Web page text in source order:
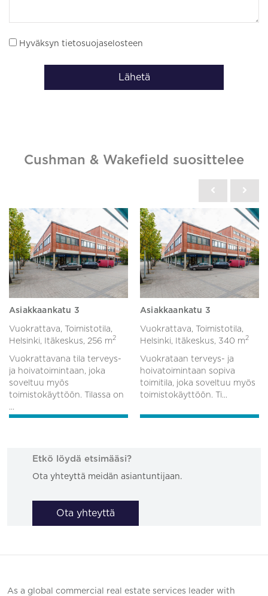
Hyväksyn tietosuojaselosteen
Lähetä
Cushman & Wakefield suosittelee
Asiakkaankatu 3
Vuokrattava, Toimistotila,
Helsinki, Itäkeskus, 256 m2
Vuokrattavana tila terveys-
ja hoivatoimintaan, joka
soveltuu myös
toimistokäyttöön. Tilassa on
...
Asiakkaankatu 3
Vuokrattava, Toimistotila,
Helsinki, Itäkeskus, 340 m2
Vuokrataan terveys- ja
hoivatoimintaan sopiva
toimitila, joka soveltuu myös
toimistokäyttöön. Ti...
Etkö löydä etsimääsi?
Ota yhteyttä meidän asiantuntijaan.
Ota yhteyttä
As a global commercial real estate services leader with